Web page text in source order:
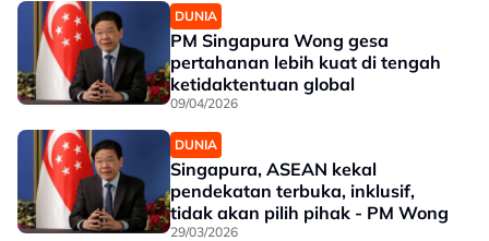
DUNIA
PM Singapura Wong gesa
pertahanan lebih kuat di tengah
ketidaktentuan global
09/04/2026
DUNIA
Singapura, ASEAN kekal
pendekatan terbuka, inklusif,
tidak akan pilih pihak - PM Wong
29/03/2026